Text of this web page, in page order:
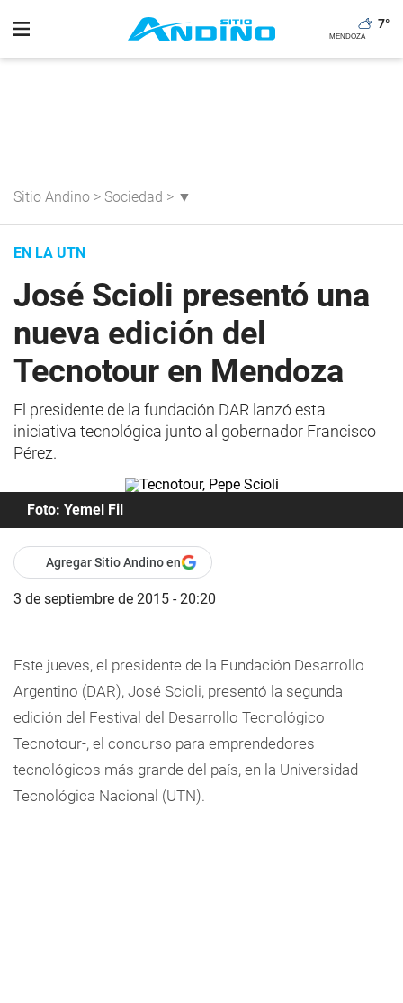
7°
Sitio Andino > Sociedad > ▼
EN LA UTN
José Scioli presentó una
nueva edición del
Tecnotour en Mendoza
El presidente de la fundación DAR lanzó esta
iniciativa tecnológica junto al gobernador Francisco
Pérez.
Foto: Yemel Fil
Agregar Sitio Andino en
3 de septiembre de 2015 - 20:20
Este jueves, el presidente de la Fundación Desarrollo
Argentino (DAR), José Scioli, presentó la segunda
edición del Festival del Desarrollo Tecnológico
Tecnotour-, el concurso para emprendedores
tecnológicos más grande del país, en la Universidad
Tecnológica Nacional (UTN).